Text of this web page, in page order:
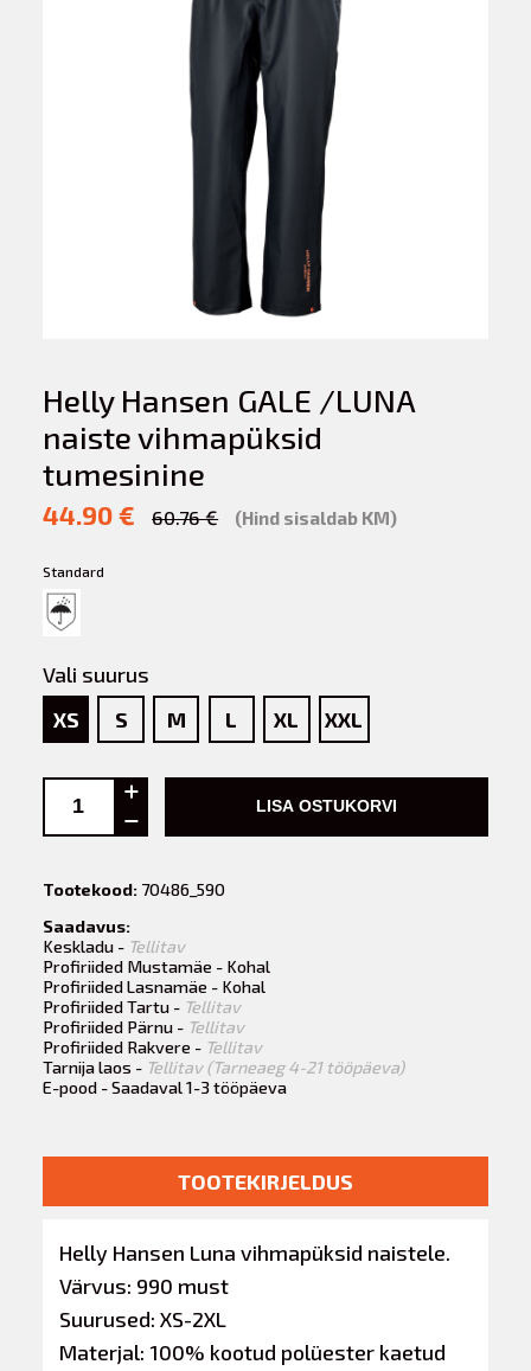
Helly Hansen GALE /LUNA
naiste vihmapüksid
tumesinine
44.90 € 60.76 € (Hind sisaldab KM)
Standard
Vali suurus
XS
S M L XL XXL
LISA OSTUKORVI
Tootekood:70486_590
Saadavus:
Keskladu - Tellitav
Profiriided Mustamäe - Kohal
Profiriided Lasnamäe - Kohal
Profiriided Tartu - Tellitav
Profiriided Pärnu - Tellitav
Profiriided Rakvere - Tellitav
Tarnija laos - Tellitav (Tarneaeg 4-21 tööpäeva)
E-pood - Saadaval 1-3 tööpäeva
TOOTEKIRJELDUS
Helly Hansen Luna vihmapüksid naistele.
Värvus: 990 must
Suurused: XS-2XL
Materjal: 100% kootud polüester kaetud